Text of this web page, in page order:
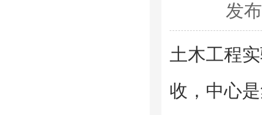
发
土木工程
收，中心